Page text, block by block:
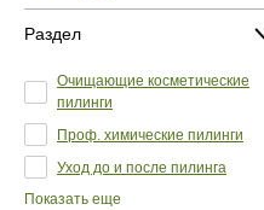
Раздел
Очищающие косметические
пилинги
Проф. химические пилинги
Уход до и после пилинга
Показать еще